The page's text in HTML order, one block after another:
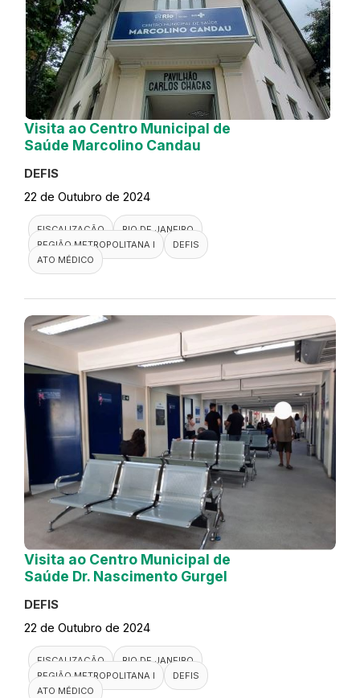
Visita ao Centro Municipal de
Saúde Marcolino Candau
DEFIS
22 de Outubro de 2024
FISCALIZAÇÃO
RIO DE JANEIRO
REGIÃO METROPOLITANA I
DEFIS
ATO MÉDICO
Visita ao Centro Municipal de
Saúde Dr. Nascimento Gurgel
DEFIS
22 de Outubro de 2024
FISCALIZAÇÃO
RIO DE JANEIRO
REGIÃO METROPOLITANA I
DEFIS
ATO MÉDICO